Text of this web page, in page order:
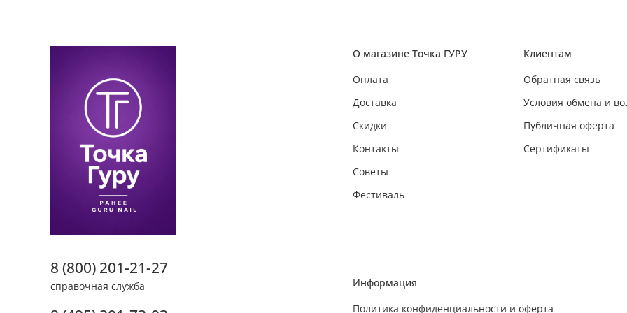
О магазине Точка ГУРУ
Оплата
Доставка
Скидки
Контакты
Советы
Фестиваль
Клиентам
Обратная связь
Условия обмена и
Публичная оферта
Сертификаты
Информация
Политика конфиденциальности и оферта
8 (800) 201-21-27
справочная служба